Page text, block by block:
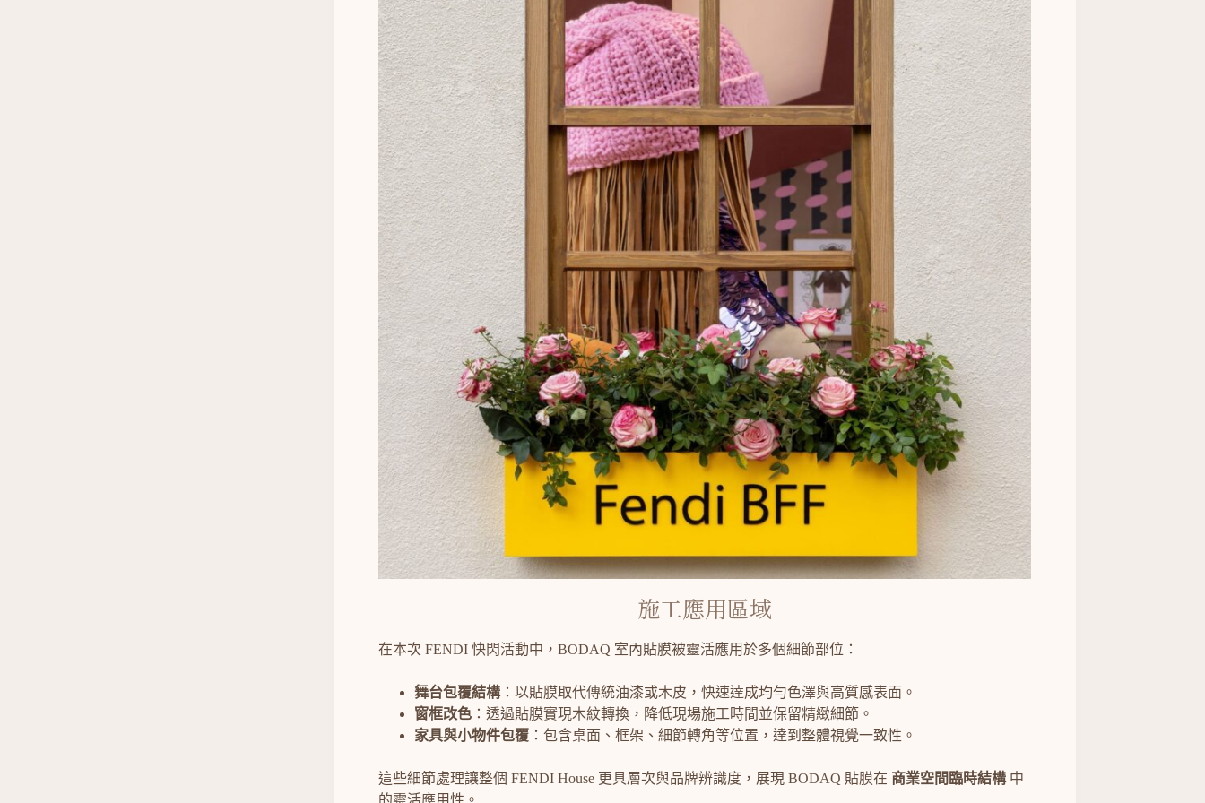
施工應用區域
在本次 FENDI 快閃活動中，BODAQ 室內貼膜被靈活應用於多個細節部位：
舞台包覆結構：以貼膜取代傳統油漆或木皮，快速達成均勻色澤與高質感表面。
窗框改色 ：透過貼膜實現木紋轉換，降低現場施工時間並保留精緻細節。
家具與小物件包覆 ：包含桌面、框架、細節轉角等位置，達到整體視覺一致性。
這些細節處理讓整個 FENDI House 更具層次與品牌辨識度，展現 BODAQ 貼膜在 商業空間臨時結構中
的靈活應用性。